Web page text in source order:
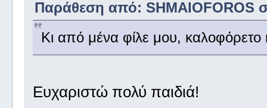
Παράθεση από: SHMAIOFOROS
Κι από μένα φίλε μου, καλοφόρετο
Ευχαριστώ πολύ παιδιά!